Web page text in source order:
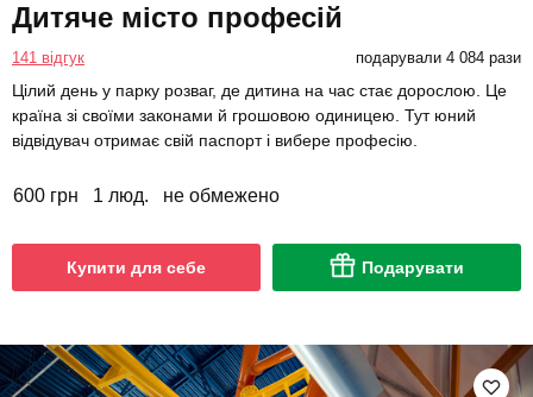
Дитяче місто професій
141 відгук подарували 4 084 рази
Цілий день у парку розваг, де дитина на час стає дорослою. Це
країна зі своїми законами й грошовою одиницею. Тут юний
відвідувач отримає свій паспорт і вибере професію.
600 грн 1 люд. не обмежено
Купити для себе Подарувати